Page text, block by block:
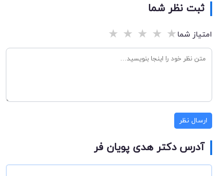
ثبت نظر شما
امتیاز شما★
★
★
★
★
ارسال نظر
آدرس دکتر هدی پویان فر